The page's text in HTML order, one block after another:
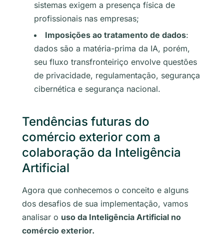
sistemas exigem a presença física de
profissionais nas empresas;
Imposições ao tratamento de dados:
dados são a matéria-prima da IA, porém,
seu fluxo transfronteiriço envolve questões
de privacidade, regulamentação, segurança
cibernética e segurança nacional.
Tendências futuras do
comércio exterior com a
colaboração da Inteligência
Artificial
Agora que conhecemos o conceito e alguns
dos desafios de sua implementação, vamos
analisar o uso da Inteligência Artificial no
comércio exterior.